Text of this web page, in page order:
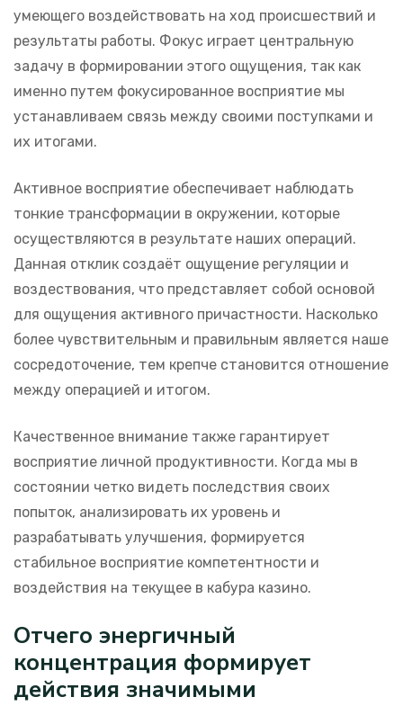
умеющего воздействовать на ход происшествий и
результаты работы. Фокус играет центральную
задачу в формировании этого ощущения, так как
именно путем фокусированное восприятие мы
устанавливаем связь между своими поступками и
их итогами.
Активное восприятие обеспечивает наблюдать
тонкие трансформации в окружении, которые
осуществляются в результате наших операций.
Данная отклик создаёт ощущение регуляции и
воздествования, что представляет собой основой
для ощущения активного причастности. Насколько
более чувствительным и правильным является наше
сосредоточение, тем крепче становится отношение
между операцией и итогом.
Качественное внимание также гарантирует
восприятие личной продуктивности. Когда мы в
состоянии четко видеть последствия своих
попыток, анализировать их уровень и
разрабатывать улучшения, формируется
стабильное восприятие компетентности и
воздействия на текущее в кабура казино.
Отчего энергичный
концентрация формирует
действия значимыми